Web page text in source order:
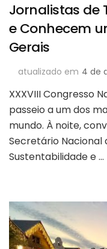
Jornalistas de
e Conhecem
Gerais
atualizado em 4 de
XXXVIII Congresso
passeio a um dos
mundo. À noite,
Secretário Nacional
Sustentabilidade e …